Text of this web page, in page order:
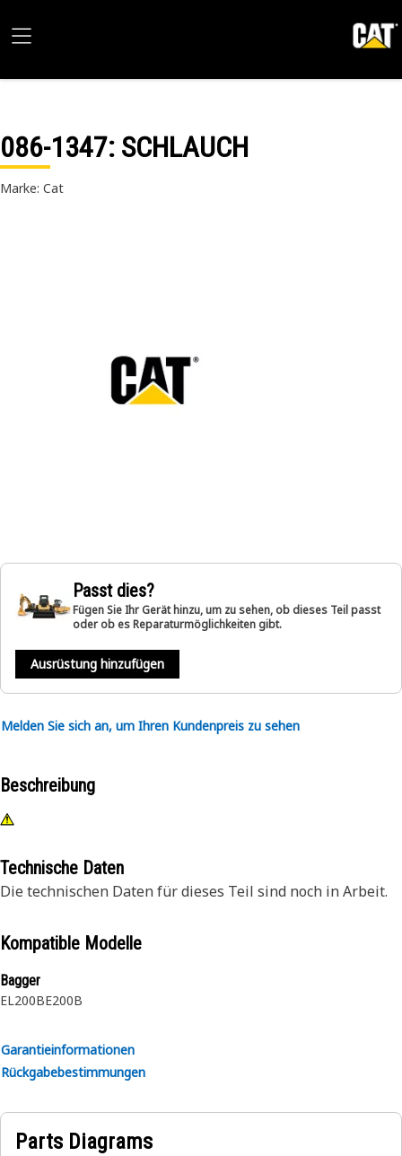
086-1347: SCHLAUCH
Marke: Cat
Passt dies?
Fügen Sie Ihr Gerät hinzu, um zu sehen, ob dieses Teil passt
oder ob es Reparaturmöglichkeiten gibt.
Ausrüstung hinzufügen
Melden Sie sich an, um Ihren Kundenpreis zu sehen
Beschreibung
Technische Daten
Die technischen Daten für dieses Teil sind noch in Arbeit.
Kompatible Modelle
Bagger
EL200BE200B
Garantieinformationen
Rückgabebestimmungen
Parts Diagrams